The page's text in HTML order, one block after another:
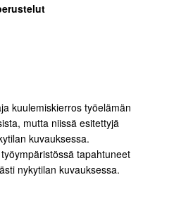
kuulemiskierros työelämän
mutta niissä esitettyjä
kuvauksessa.
tapahtuneet
nykytilan kuvauksessa.